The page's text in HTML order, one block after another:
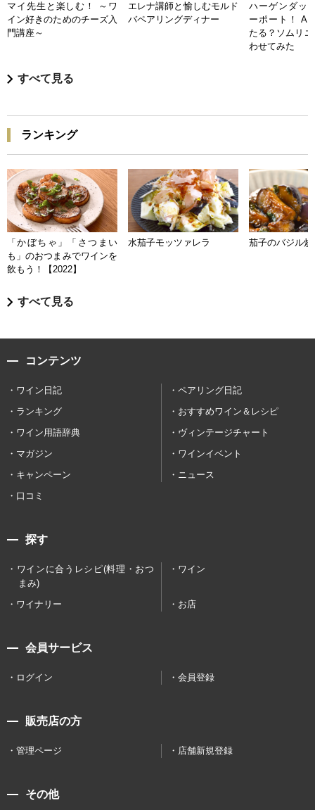
マイ先生と楽しむ！ ～ワ
イン好きのためのチーズ入
門講座～
エレナ講師と愉しむモルド
バペアリングディナー
ハーゲンダッ
ーポート！ AI
たる？ソムリ
わせてみた
すべて見る
ランキング
「かぼちゃ」「さつまい
も」のおつまみでワインを
飲もう！【2022】
水茄子モッツァレラ 茄子のバジル炒
すべて見る
コンテンツ
ワイン日記
ペアリング日記
ランキング
おすすめワイン＆レシピ
ワイン用語辞典
ヴィンテージチャート
マガジン
ワインイベント
キャンペーン
ニュース
口コミ
探す
ワインに合うレシピ(料理・おつ
まみ)
ワイン
ワイナリー お店
会員サービス
ログイン 会員登録
販売店の方
管理ページ 店舗新規登録
その他